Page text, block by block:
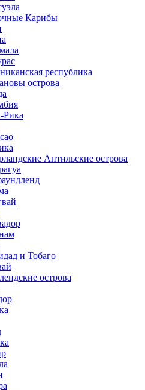
Карибы
республика
острова
Рика
Антильские острова
и Тобаго
острова